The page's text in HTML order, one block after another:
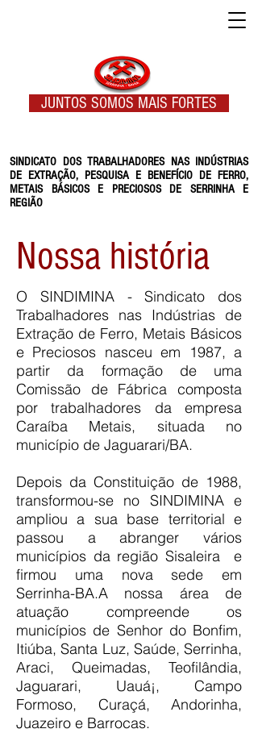
SINDICATO DOS TRABALHADORES NAS INDÚSTRIAS
DE EXTRAÇÃO, PESQUISA E BENEFÍCIO DE FERRO,
METAIS BÁSICOS E PRECIOSOS DE SERRINHA E
REGIÃO
JUNTOS SOMOS MAIS FORTES
Nossa história
O SINDIMINA - Sindicato dos
Trabalhadores nas Indústrias de
Extração de Ferro, Metais Básicos
e Preciosos nasceu em 1987, a
partir da formação de uma
Comissão de Fábrica composta
por trabalhadores da empresa
Caraíba Metais, situada no
município de Jaguarari/BA.
Depois da Constituição de 1988,
transformou-se no SINDIMINA e
ampliou a sua base territorial e
passou a abranger vários
municípios da região Sisaleira e
firmou uma nova sede em
Serrinha-BA.A nossa área de
atuação compreende os
municípios de Senhor do Bonfim,
Itiúba, Santa Luz, Saúde, Serrinha,
Araci, Queimadas, Teofilândia,
Jaguarari, Uauá¡, Campo
Formoso, Curaçá, Andorinha,
Juazeiro e Barrocas.